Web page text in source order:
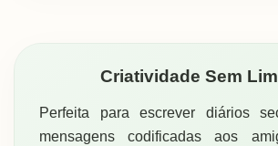
Criatividade Sem
Perfeita para escrever diários
mensagens codificadas aos